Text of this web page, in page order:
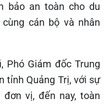
bảo an toàn cho du
cán bộ và nhân
Phó Giám đốc Trung
tỉnh Quảng Trị, với sự
vị, đến nay, toàn